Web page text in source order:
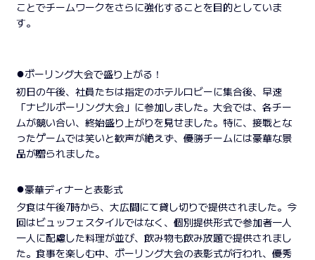
ことでチームワークをさらに強化することを目的としていま
す。
●ボーリング大会で盛り上がる！
初日の午後、社員たちは指定のホテルロビーに集合後、早速
「ナピルボーリング大会」に参加しました。大会では、各チー
ムが競い合い、終始盛り上がりを見せました。特に、接戦とな
ったゲームでは笑いと歓声が絶えず、優勝チームには豪華な景
品が贈られました。
●豪華ディナーと表彰式
夕食は午後7時から、大広間にて貸し切りで提供されました。今
回はビュッフェスタイルではなく、個別提供形式で参加者一人
一人に配慮した料理が並び、飲み物も飲み放題で提供されまし
た。食事を楽しむ中、ボーリング大会の表彰式が行われ、優秀